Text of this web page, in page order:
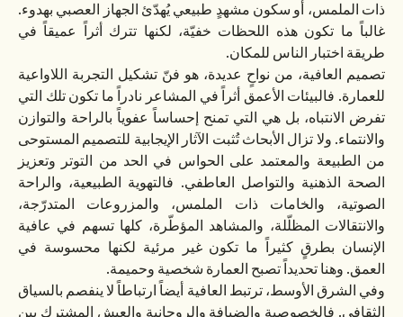
ذات الملمس، أو سكون مشهدٍ طبيعي يُهدّئ الجهاز العصبي بهدوء.
غالباً ما تكون هذه اللحظات خفيّة، لكنها تترك أثراً عميقاً في
طريقة اختبار الناس للمكان.
تصميم العافية، من نواحٍ عديدة، هو فنّ تشكيل التجربة اللاواعية
للعمارة. فالبيئات الأعمق أثراً في المشاعر نادراً ما تكون تلك التي
تفرض الانتباه، بل هي التي تمنح إحساساً عفوياً بالراحة والتوازن
والانتماء. ولا تزال الأبحاث تُثبت الآثار الإيجابية للتصميم المستوحى
من الطبيعة والمعتمد على الحواس في الحد من التوتر وتعزيز
الصحة الذهنية والتواصل العاطفي. فالتهوية الطبيعية، والراحة
الصوتية، والخامات ذات الملمس، والمزروعات المتدرّجة،
والانتقالات المظلّلة، والمشاهد المؤطّرة، كلها تسهم في عافية
الإنسان بطرقٍ كثيراً ما تكون غير مرئية لكنها محسوسة في
العمق. وهنا تحديداً تصبح العمارة شخصية وحميمة.
وفي الشرق الأوسط، ترتبط العافية أيضاً ارتباطاً لا ينفصم بالسياق
الثقافي. فالخصوصية والضيافة والروحانية والعيش المشترك بين